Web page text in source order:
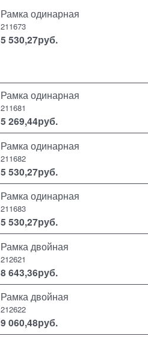
Рамка одинарная
211673
5 530,27руб.
Рамка одинарная
211681
5 269,44руб.
Рамка одинарная
211682
5 530,27руб.
Рамка одинарная
211683
5 530,27руб.
Рамка двойная
212621
8 643,36руб.
Рамка двойная
212622
9 060,48руб.